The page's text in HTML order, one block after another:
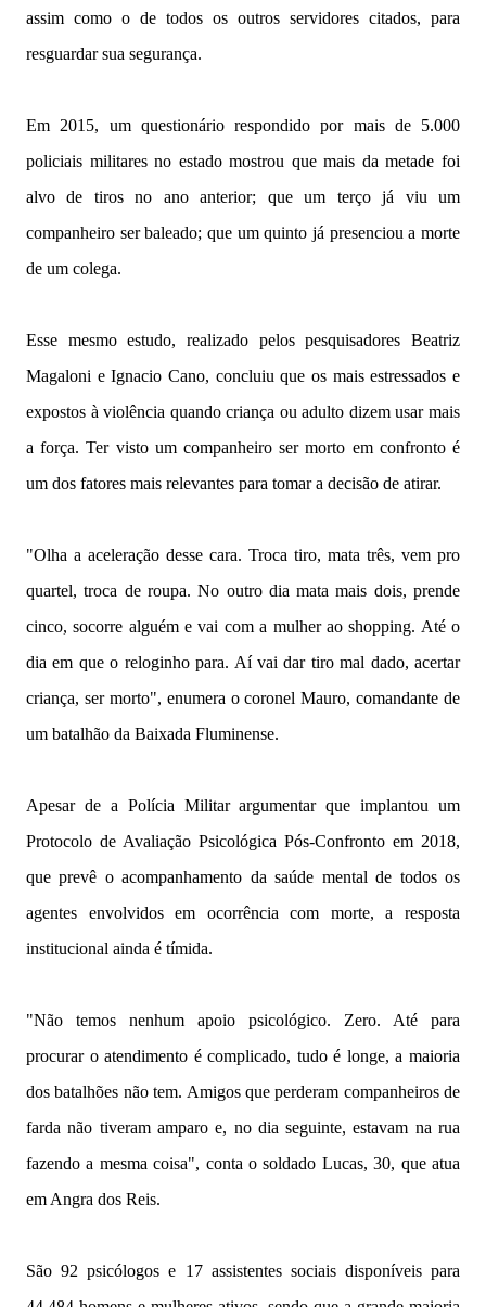
assim como o de todos os outros servidores citados, para
resguardar sua segurança.
Em 2015, um questionário respondido por mais de 5.000
policiais militares no estado mostrou que mais da metade foi
alvo de tiros no ano anterior; que um terço já viu um
companheiro ser baleado; que um quinto já presenciou a morte
de um colega.
Esse mesmo estudo, realizado pelos pesquisadores Beatriz
Magaloni e Ignacio Cano, concluiu que os mais estressados e
expostos à violência quando criança ou adulto dizem usar mais
a força. Ter visto um companheiro ser morto em confronto é
um dos fatores mais relevantes para tomar a decisão de atirar.
"Olha a aceleração desse cara. Troca tiro, mata três, vem pro
quartel, troca de roupa. No outro dia mata mais dois, prende
cinco, socorre alguém e vai com a mulher ao shopping. Até o
dia em que o reloginho para. Aí vai dar tiro mal dado, acertar
criança, ser morto", enumera o coronel Mauro, comandante de
um batalhão da Baixada Fluminense.
Apesar de a Polícia Militar argumentar que implantou um
Protocolo de Avaliação Psicológica Pós-Confronto em 2018,
que prevê o acompanhamento da saúde mental de todos os
agentes envolvidos em ocorrência com morte, a resposta
institucional ainda é tímida.
"Não temos nenhum apoio psicológico. Zero. Até para
procurar o atendimento é complicado, tudo é longe, a maioria
dos batalhões não tem. Amigos que perderam companheiros de
farda não tiveram amparo e, no dia seguinte, estavam na rua
fazendo a mesma coisa", conta o soldado Lucas, 30, que atua
em Angra dos Reis.
São 92 psicólogos e 17 assistentes sociais disponíveis para